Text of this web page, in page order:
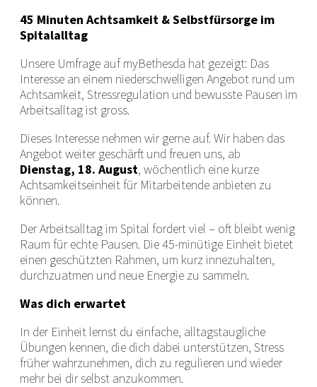
45 Minuten Achtsamkeit & Selbstfürsorge im
Spitalalltag
Unsere Umfrage auf myBethesda hat gezeigt: Das
Interesse an einem niederschwelligen Angebot rund um
Achtsamkeit, Stressregulation und bewusste Pausen im
Arbeitsalltag ist gross.
Dieses Interesse nehmen wir gerne auf. Wir haben das
Angebot weiter geschärft und freuen uns, ab
Dienstag, 18. August, wöchentlich eine kurze
Achtsamkeitseinheit für Mitarbeitende anbieten zu
können.
Der Arbeitsalltag im Spital fordert viel – oft bleibt wenig
Raum für echte Pausen. Die 45-minütige Einheit bietet
einen geschützten Rahmen, um kurz innezuhalten,
durchzuatmen und neue Energie zu sammeln.
Was dich erwartet
In der Einheit lernst du einfache, alltagstaugliche
Übungen kennen, die dich dabei unterstützen, Stress
früher wahrzunehmen, dich zu regulieren und wieder
mehr bei dir selbst anzukommen.